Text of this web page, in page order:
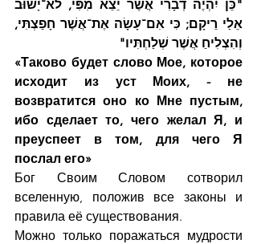
וְהִצְלִיחַ אֲשֶׁר שְׁלַחְתִּיו"
«Таково будет слово Мое, которое
исходит из уст Моих, - не
возвратится оно ко Мне пустым,
ибо сделает то, чего желал Я, и
преуспеет в том, для чего Я
послал его»
Бог Своим Словом сотворил
вселенную, положив все законы и
правила её существования.
Можно только поражаться мудрости